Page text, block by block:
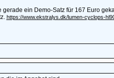
ein Demo-Satz für 167 Euro
https://www.ekstralys.dk/lumen-cyclops-